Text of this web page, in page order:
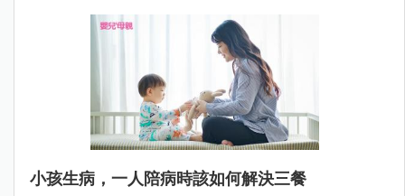
小孩生病，一人陪病時該如何解決三餐